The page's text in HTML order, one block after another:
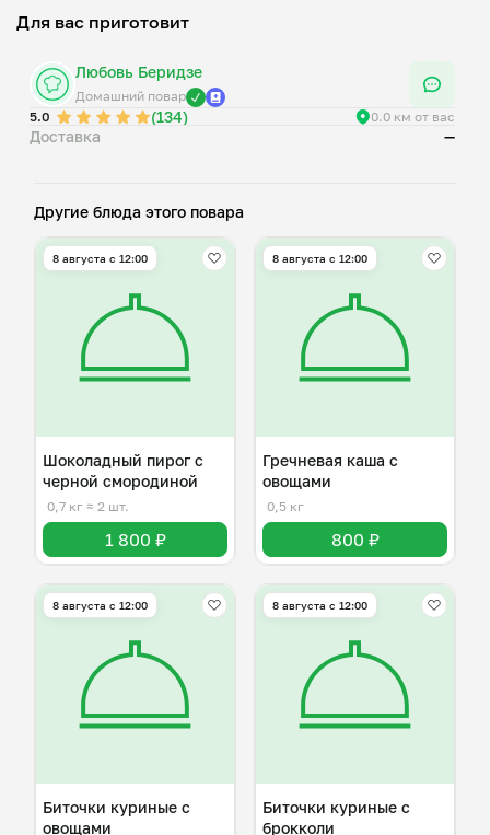
Для вас приготовит
Любовь Беридзе
Домашний повар
5.0
(134) 0.0 км от вас
Доставка —
Другие блюда этого повара
8 августа с 12:00
Шоколадный пирог с
черной смородиной
0,7 кг ≈ 2 шт.
1 800 ₽
8 августа с 12:00
Гречневая каша с
овощами
0,5 кг
800 ₽
8 августа с 12:00
Биточки куриные с
овощами
8 августа с 12:00
Биточки куриные с
брокколи